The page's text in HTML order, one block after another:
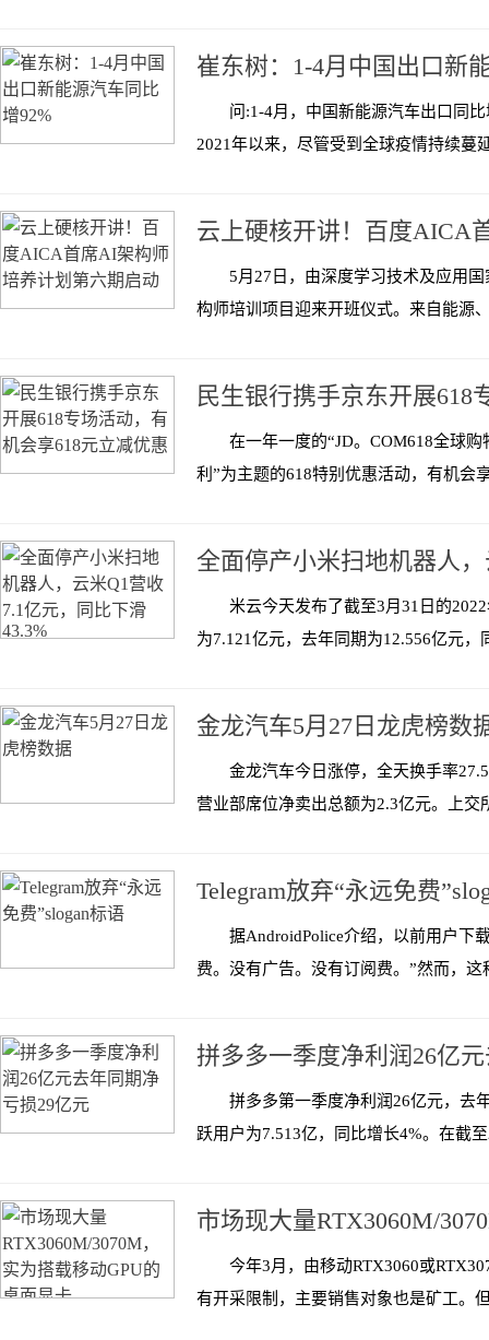
崔东树：1-4月中国出口新
问:1-4月，中国新能源汽车出口同
2021年以来，尽管受到全球疫情持续蔓
云上硬核开讲！百度AICA
5月27日，由深度学习技术及应用
构师培训项目迎来开班仪式。来自能源
民生银行携手京东开展618
在一年一度的“JD。COM618全球
利”为主题的618特别优惠活动，有机会
全面停产小米扫地机器人
米云今天发布了截至3月31日的
为7.121亿元，去年同期为12.556亿元，
金龙汽车5月27日龙虎榜数
金龙汽车今日涨停，全天换手率
营业部席位净卖出总额为2.3亿元。上交
Telegram放弃“永远免费
据AndroidPolice介绍，以前用户下
费。没有广告。没有订阅费。”然而，这
拼多多一季度净利润26亿
拼多多第一季度净利润26亿元，去
跃用户为7.513亿，同比增长4%。在截
市场现大量RTX3060M/
今年3月，由移动RTX3060或
有开采限制，主要销售对象也是矿工。